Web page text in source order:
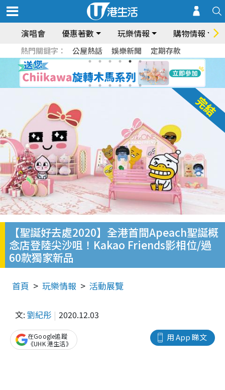
演唱會 優惠著數 玩樂情報 購物情報
熱門關鍵字： 公屋熱話 娛樂新聞 定期存款
【聖誕好去處2020】全港首間Apeach聖誕概
念店登陸尖沙咀！Kakao Friends影相位/過
60款獨家新品
首頁 玩樂情報 活動展覽
文: 劉紀彤 2020.12.03
用 App 睇文
在Google追蹤
《UHK 港生活》